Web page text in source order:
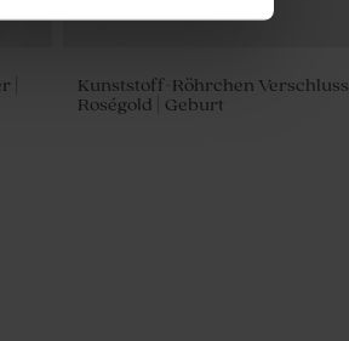
|
Kunststoff-Röhrchen Verschluss
Roségold | Geburt